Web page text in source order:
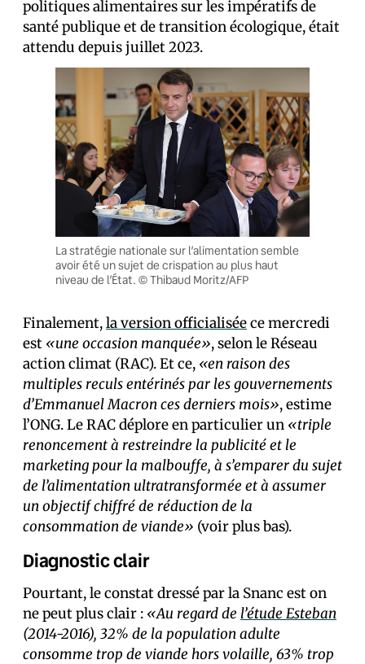
politiques alimentaires sur les impératifs de
santé publique et de transition écologique, était
attendu depuis juillet 2023.
La stratégie nationale sur l’alimentation semble
avoir été un sujet de crispation au plus haut
niveau de l’État. © Thibaud Moritz/AFP
Finalement,la version officialiséece mercredi
est «une occasion manquée», selon le Réseau
action climat (RAC). Et ce, «en raison des
multiples reculs entérinés par les gouvernements
d’Emmanuel Macron ces derniers mois», estime
l’ONG. Le RAC déplore en particulier un «triple
renoncement à restreindre la publicité et le
marketing pour la malbouffe, à s’emparer du sujet
de l’alimentation ultratransformée et à assumer
un objectif chiffré de réduction de la
consommation de viande» (voir plus bas).
Diagnostic clair
Pourtant, le constat dressé par la Snanc est on
ne peut plus clair : «Au regard de l’étude Esteban
(2014-2016), 32% de la population adulte
consomme trop de viande hors volaille, 63% trop